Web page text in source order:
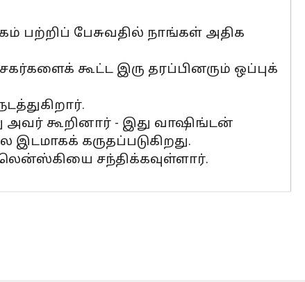
பற்றிப் பேசுவதில் நாங்கள் அதிக
கூட்ட இரு தரப்பினரும் ஒப்புக்
அவர் கூறினார் - இது வாஷிங்டன்
கருதப்படுகிறது.
சந்திக்கவுள்ளார்.